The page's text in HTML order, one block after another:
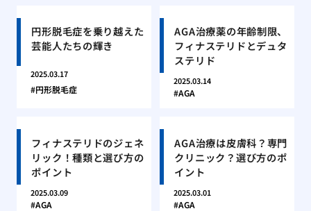
円形脱毛症を乗り越えた
芸能人たちの輝き
2025.03.17
円形脱毛症
AGA治療薬の年齢制限、
フィナステリドとデュタ
ステリド
2025.03.14
AGA
フィナステリドのジェネ
リック！種類と選び方の
ポイント
2025.03.09
AGA
AGA治療は皮膚科？専門
クリニック？選び方のポ
イント
2025.03.01
AGA